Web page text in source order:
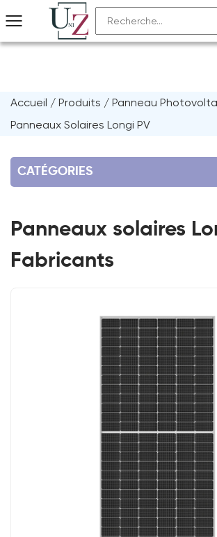
Accueil / Produits / Panneau
Panneaux Solaires Longi PV
CATÉGORIES
Panneaux solaires
Fabricants